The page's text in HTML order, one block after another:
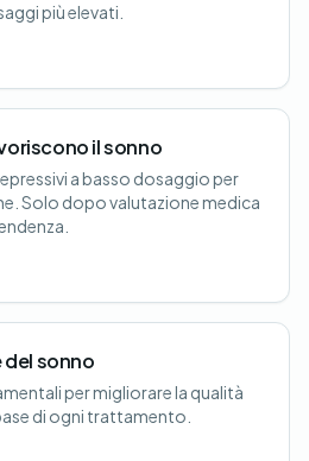
più elevati.
il sonno
a basso dosaggio per
Solo dopo valutazione medica
del sonno
per migliorare la qualità
di ogni trattamento.